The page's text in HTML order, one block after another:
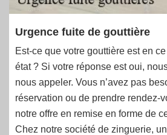
Urgence fuite de gouttière
Est-ce que votre gouttière est en
état ? Si votre réponse est oui,
nous appeler. Vous n’avez pas
réservation ou de prendre rendez-
notre offre en remise en forme de
Chez notre société de zinguerie,